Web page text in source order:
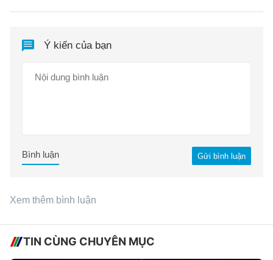
Ý kiến của bạn
Gửi bình luận
Bình luận
Xem thêm bình luận
TIN CÙNG CHUYÊN MỤC